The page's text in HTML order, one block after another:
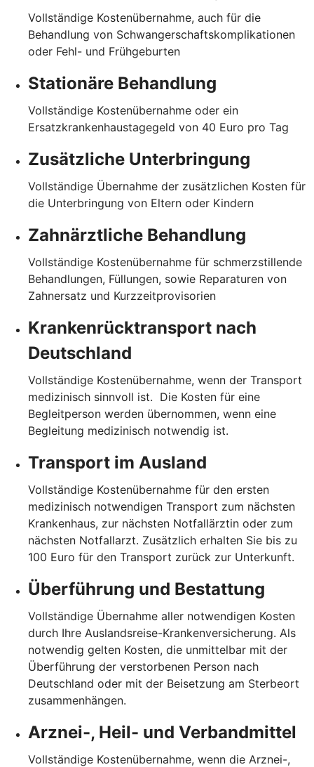
Vollständige Kostenübernahme, auch für die
Behandlung von Schwangerschaftskomplikationen
oder Fehl- und Frühgeburten
Stationäre Behandlung
Vollständige Kostenübernahme oder ein
Ersatzkrankenhaustagegeld von 40 Euro pro Tag
Zusätzliche Unterbringung
Vollständige Übernahme der zusätzlichen Kosten für
die Unterbringung von Eltern oder Kindern
Zahnärztliche Behandlung
Vollständige Kostenübernahme für schmerzstillende
Behandlungen, Füllungen, sowie Reparaturen von
Zahnersatz und Kurzzeitprovisorien
Krankenrücktransport nach
Deutschland
Vollständige Kostenübernahme, wenn der Transport
medizinisch sinnvoll ist. Die Kosten für eine
Begleitperson werden übernommen, wenn eine
Begleitung medizinisch notwendig ist.
Transport im Ausland
Vollständige Kostenübernahme für den ersten
medizinisch notwendigen Transport zum nächsten
Krankenhaus, zur nächsten Notfallärztin oder zum
nächsten Notfallarzt. Zusätzlich erhalten Sie bis zu
100 Euro für den Transport zurück zur Unterkunft.
Überführung und Bestattung
Vollständige Übernahme aller notwendigen Kosten
durch Ihre Auslandsreise-Krankenversicherung. Als
notwendig gelten Kosten, die unmittelbar mit der
Überführung der verstorbenen Person nach
Deutschland oder mit der Beisetzung am Sterbeort
zusammenhängen.
Arznei-, Heil- und Verbandmittel
Vollständige Kostenübernahme, wenn die Arznei-,